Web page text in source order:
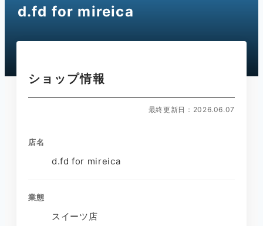
d.fd for mireica
ショップ情報
最終更新日：2026.06.07
店名
d.fd for mireica
業態
スイーツ店